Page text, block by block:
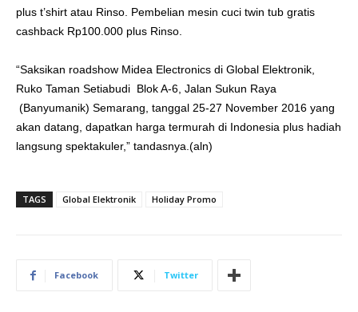
plus t’shirt atau Rinso. Pembelian mesin cuci twin tub gratis
cashback Rp100.000 plus Rinso.
“Saksikan roadshow Midea Electronics di Global Elektronik,
Ruko Taman Setiabudi Blok A-6, Jalan Sukun Raya
(Banyumanik) Semarang, tanggal 25-27 November 2016 yang
akan datang, dapatkan harga termurah di Indonesia plus hadiah
langsung spektakuler,” tandasnya.(aln)
TAGS Global Elektronik Holiday Promo
Facebook Twitter